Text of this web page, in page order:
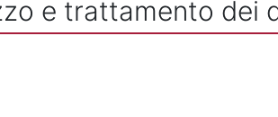
e trattamento dei